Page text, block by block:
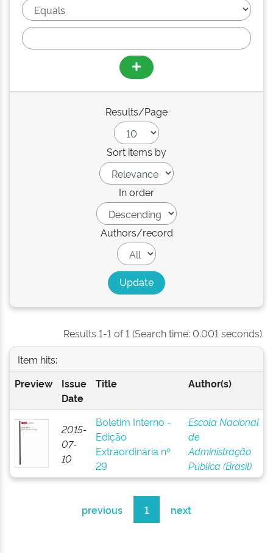
Results/Page
Sort items by
In order
Authors/record
Results 1-1 of 1 (Search time: 0.001 seconds).
Item hits:
Preview
Issue
Date
Title Author(s)
2015-
07-
10
Boletim Interno -
Edição
Extraordinária nº
29
Escola Nacional
de
Administração
Pública (Brasil)
previous 1 next